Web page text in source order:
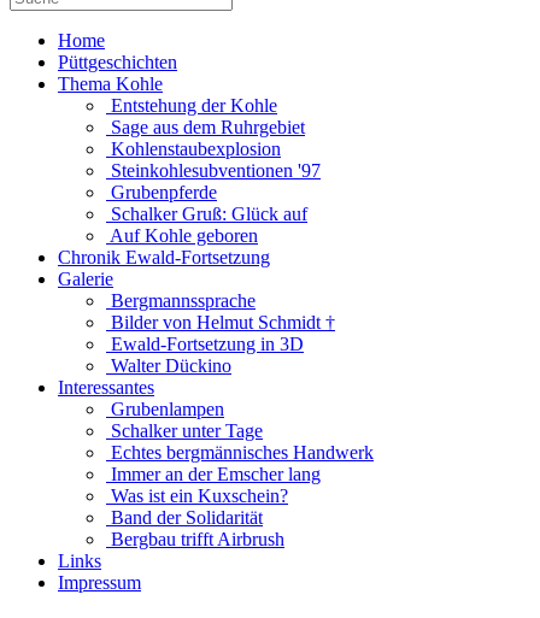
Home
Püttgeschichten
Thema Kohle
Entstehung der Kohle
Sage aus dem Ruhrgebiet
Kohlenstaubexplosion
Steinkohlesubventionen '97
Grubenpferde
Schalker Gruß: Glück auf
Auf Kohle geboren
Chronik Ewald-Fortsetzung
Galerie
Bergmannssprache
Bilder von Helmut Schmidt †
Ewald-Fortsetzung in 3D
Walter Dückino
Interessantes
Grubenlampen
Schalker unter Tage
Echtes bergmännisches Handwerk
Immer an der Emscher lang
Was ist ein Kuxschein?
Band der Solidarität
Bergbau trifft Airbrush
Links
Impressum